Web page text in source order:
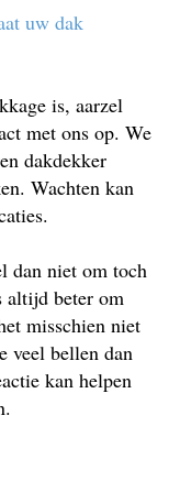
uw dak
is, aarzel
met ons op. We
dakdekker
Wachten kan
dan niet om toch
altijd beter om
misschien niet
veel bellen dan
kan helpen